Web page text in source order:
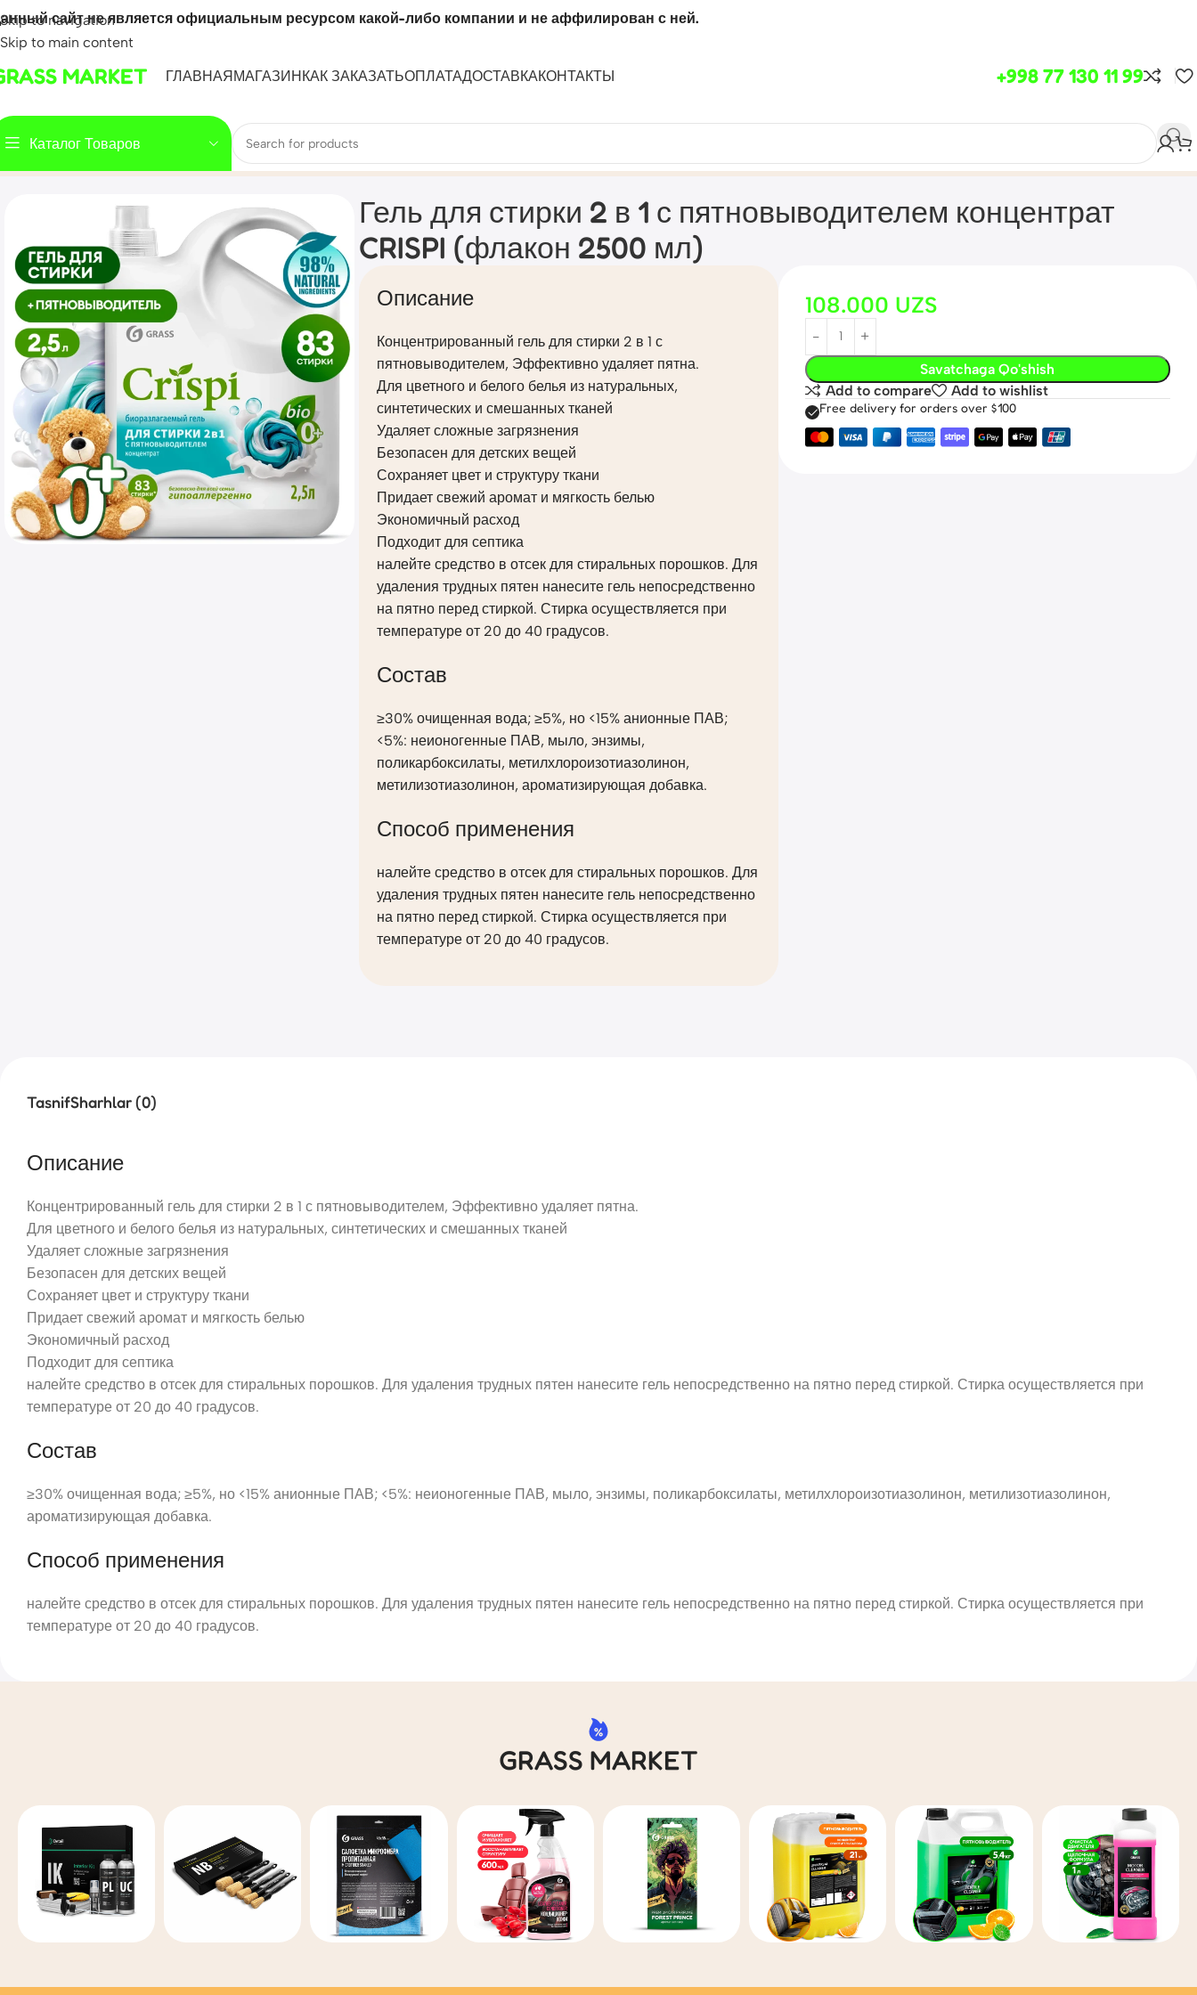
Skip to navigation
Skip to main content
сайт не является официальным ресурсом какой-либо компании и не аффилирован с ней.
MARKET ГЛАВНАЯМАГАЗИНКАК ЗАКАЗАТЬОПЛАТАДОСТАВКАКОНТАКТЫ +998 77 130 11 99
Каталог Товаров
Гель для стирки 2 в 1 с пятновыводителем концентрат CRISPI (флакон 2500 мл)
Гель для стирки 2 в 1 с пятновыводителем концентрат
CRISPI (флакон 2500 мл)
Описание
Концентрированный гель для стирки 2 в 1 с
пятновыводителем, Эффективно удаляет пятна.
Для цветного и белого белья из натуральных,
синтетических и смешанных тканей
Удаляет сложные загрязнения
Безопасен для детских вещей
Сохраняет цвет и структуру ткани
Придает свежий аромат и мягкость белью
Экономичный расход
Подходит для септика
налейте средство в отсек для стиральных порошков. Для
удаления трудных пятен нанесите гель непосредственно
на пятно перед стиркой. Стирка осуществляется при
температуре от 20 до 40 градусов.
Состав
≥30% очищенная вода; ≥5%, но <15% анионные ПАВ;
<5%: неионогенные ПАВ, мыло, энзимы,
поликарбоксилаты, метилхлороизотиазолинон,
метилизотиазолинон, ароматизирующая добавка.
Способ применения
налейте средство в отсек для стиральных порошков. Для
удаления трудных пятен нанесите гель непосредственно
на пятно перед стиркой. Стирка осуществляется при
температуре от 20 до 40 градусов.
108.000 UZS
Savatchaga Qo'shish
Add to compare
Add to wishlist
Free delivery for orders over $100
TasnifSharhlar (0)
Описание
Концентрированный гель для стирки 2 в 1 с пятновыводителем, Эффективно удаляет пятна.
Для цветного и белого белья из натуральных, синтетических и смешанных тканей
Удаляет сложные загрязнения
Безопасен для детских вещей
Сохраняет цвет и структуру ткани
Придает свежий аромат и мягкость белью
Экономичный расход
Подходит для септика
налейте средство в отсек для стиральных порошков. Для удаления трудных пятен нанесите гель непосредственно на пятно перед стиркой. Стирка осуществляется при
температуре от 20 до 40 градусов.
Состав
≥30% очищенная вода; ≥5%, но <15% анионные ПАВ; <5%: неионогенные ПАВ, мыло, энзимы, поликарбоксилаты, метилхлороизотиазолинон, метилизотиазолинон,
ароматизирующая добавка.
Способ применения
налейте средство в отсек для стиральных порошков. Для удаления трудных пятен нанесите гель непосредственно на пятно перед стиркой. Стирка осуществляется при
температуре от 20 до 40 градусов.
GRASS MARKET